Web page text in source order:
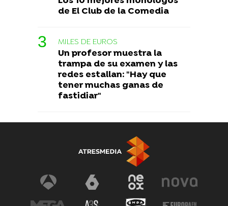
de El Club de la Comedia
MILES DE EUROS
Un profesor muestra la
trampa de su examen y las
redes estallan: "Hay que
tener muchas ganas de
fastidiar"